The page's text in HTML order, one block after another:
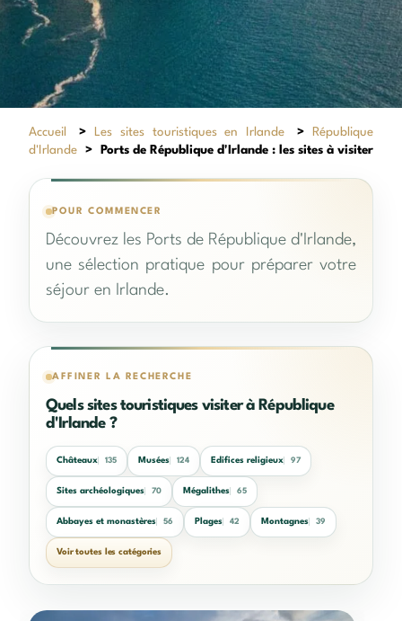
Accueil > Les sites touristiques en Irlande >
République
d'Irlande
> Ports de République d'Irlande : les sites à visiter
POUR COMMENCER
Découvrez les Ports de République d'Irlande,
une sélection pratique pour préparer votre
séjour en Irlande.
AFFINER LA RECHERCHE
Quels sites touristiques visiter à République
d'Irlande ?
Châteaux 135 Musées 124 Edifices religieux 97
Sites archéologiques 70 Mégalithes 65
Abbayes et monastères 56 Plages 42 Montagnes 39
Voir toutes les catégories